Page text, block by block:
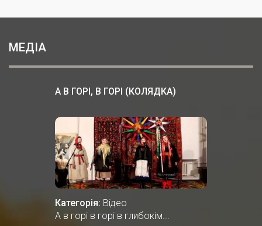
МЕДІА
А В ГОРІ, В ГОРІ (КОЛЯДКА)
Категорія: Відео
А в горі в горі в глибокім...